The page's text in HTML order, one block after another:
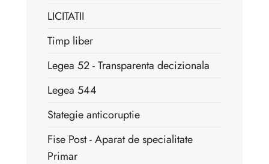
LICITATII
Timp liber
Legea 52 - Transparenta decizionala
Legea 544
Stategie anticoruptie
Fise Post - Aparat de specialitate
Primar